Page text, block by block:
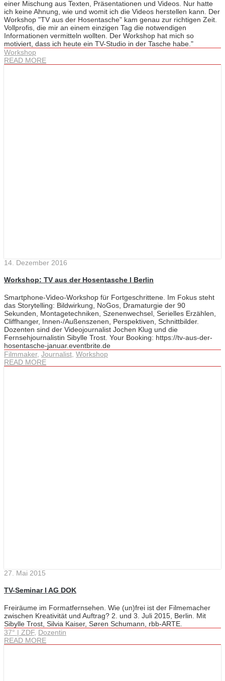
einer Mischung aus Texten, Präsentationen und Videos. Nur hatte
ich keine Ahnung, wie und womit ich die Videos herstellen kann. Der
Workshop "TV aus der Hosentasche" kam genau zur richtigen Zeit.
Vollprofis, die mir an einem einzigen Tag die notwendigen
Informationen vermitteln wollten. Der Workshop hat mich so
motiviert, dass ich heute ein TV-Studio in der Tasche habe."
Workshop
READ MORE
14. Dezember 2016
Workshop: TV aus der Hosentasche I Berlin
Smartphone-Video-Workshop für Fortgeschrittene. Im Fokus steht
das Storytelling: Bildwirkung, NoGos, Dramaturgie der 90
Sekunden, Montagetechniken, Szenenwechsel, Serielles Erzählen,
Cliffhanger, Innen-/Außenszenen, Perspektiven, Schnittbilder.
Dozenten sind der Videojournalist Jochen Klug und die
Fernsehjournalistin Sibylle Trost. Your Booking: https://tv-aus-der-
hosentasche-januar.eventbrite.de
Filmmaker, Journalist Workshop
READ MORE
27. Mai 2015
TV-Seminar I AG DOK
Freiräume im Formatfernsehen. Wie (un)frei ist der Filmemacher
zwischen Kreativität und Auftrag? 2. und 3. Juli 2015, Berlin. Mit
Sibylle Trost, Silvia Kaiser, Søren Schumann, rbb-ARTE.
37° | ZDF, Dozentin
READ MORE